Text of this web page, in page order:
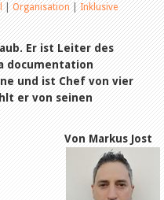
|Organisation|Inklusive
Er ist Leiter des
documentation
und ist Chef von vier
er von seinen
Von Markus Jost